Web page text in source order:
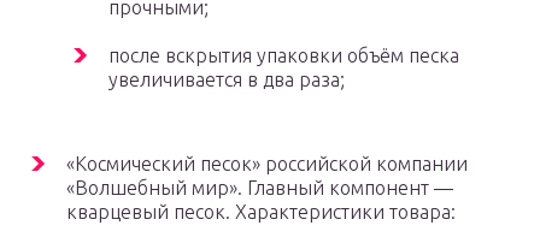
прочными;
после вскрытия упаковки объём песка
увеличивается в два раза;
«Космический песок» российской компании
«Волшебный мир». Главный компонент —
кварцевый песок. Характеристики товара: